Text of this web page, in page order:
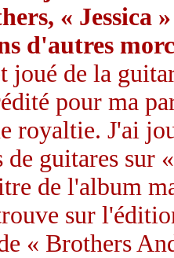
« Jessica
d'autres
joué de la
pour ma
royaltie. J'ai
de guitares sur
de l'album
sur
« Brothers